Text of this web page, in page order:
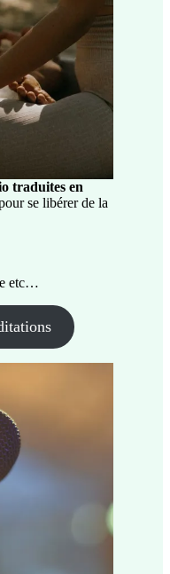
traduites en
se libérer de la
etc…